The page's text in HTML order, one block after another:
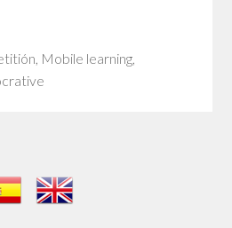
, Mobile learning,